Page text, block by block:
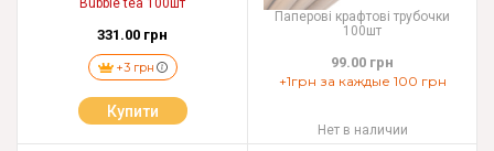
Bubble tea 100шт
331.00 грн
+3 грн
Купити
Паперові крафтові трубочки
100шт
99.00 грн
+1грн за каждые 100 грн
Нет в наличии